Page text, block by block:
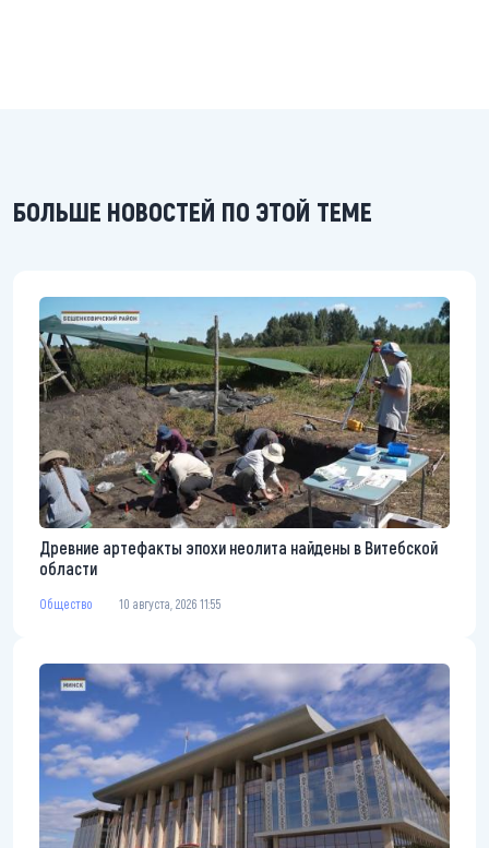
БОЛЬШЕ НОВОСТЕЙ ПО ЭТОЙ ТЕМЕ
Древние артефакты эпохи неолита найдены в Витебской
области
Общество 10 августа, 2026 11:55